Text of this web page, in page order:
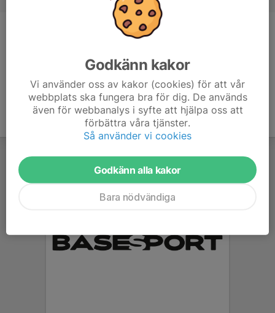
Ledare
Godkänn kakor
Vi använder oss av kakor (cookies) för att vår
webbplats ska fungera bra för dig. De används
även för webbanalys i syfte att hjälpa oss att
förbättra våra tjänster.
Så använder vi cookies
Godkänn alla kakor
Bara nödvändiga